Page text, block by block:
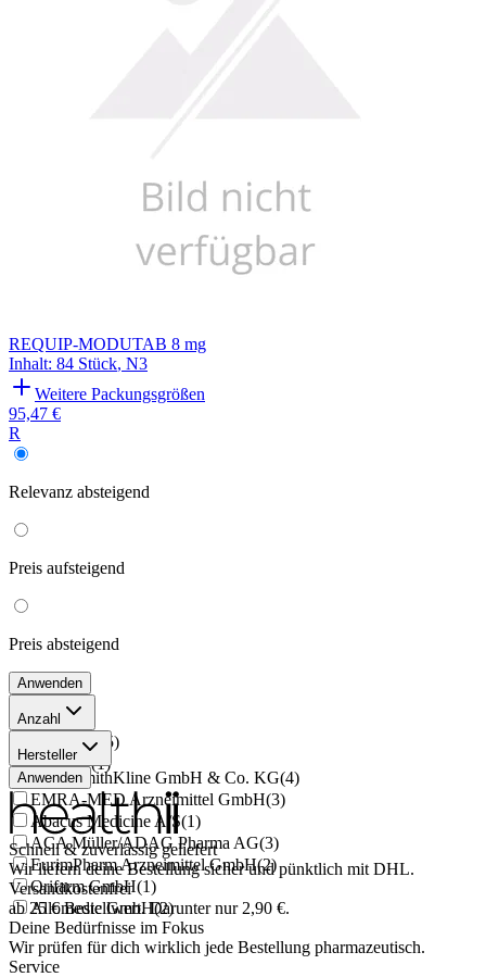
REQUIP-MODUTAB 8 mg
Inhalt: 84 Stück, N3
Weitere Packungsgrößen
95,47 €
R
Relevanz absteigend
Preis aufsteigend
Preis absteigend
Anwenden
Anzahl
84 Stück (15)
28 Stück(1)
Hersteller
GlaxoSmithKline GmbH & Co. KG(4)
EMRA-MED Arzneimittel GmbH(3)
Abacus Medicine A/S(1)
ACA Müller/ADAG Pharma AG(3)
EurimPharm Arzneimittel GmbH(2)
Orifarm GmbH(1)
Allomedic GmbH(2)
Anwenden
Schnell & zuverlässig geliefert
Wir liefern deine Bestellung sicher undpünktlich mit DHL.
Versandkostenfrei
ab25€Bestellwert. Darunter nur 2,90 €.
Deine Bedürfnisse im Fokus
Wir prüfen für dich wirklich jede Bestellung pharmazeutisch.
Service